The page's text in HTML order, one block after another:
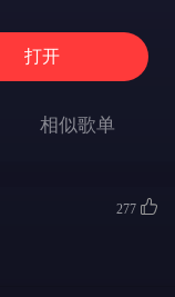
打开
相似歌单
277